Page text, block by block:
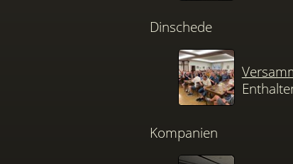
Dinschede
Kompanien